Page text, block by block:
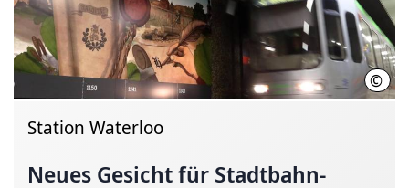
©
Station Waterloo
Neues Gesicht für Stadtbahn-